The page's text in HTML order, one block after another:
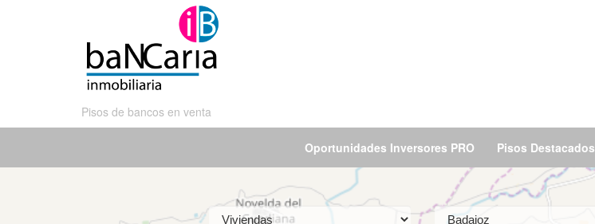
Pisos de bancos en venta
Oportunidades Inversores PRO Pisos Destacados